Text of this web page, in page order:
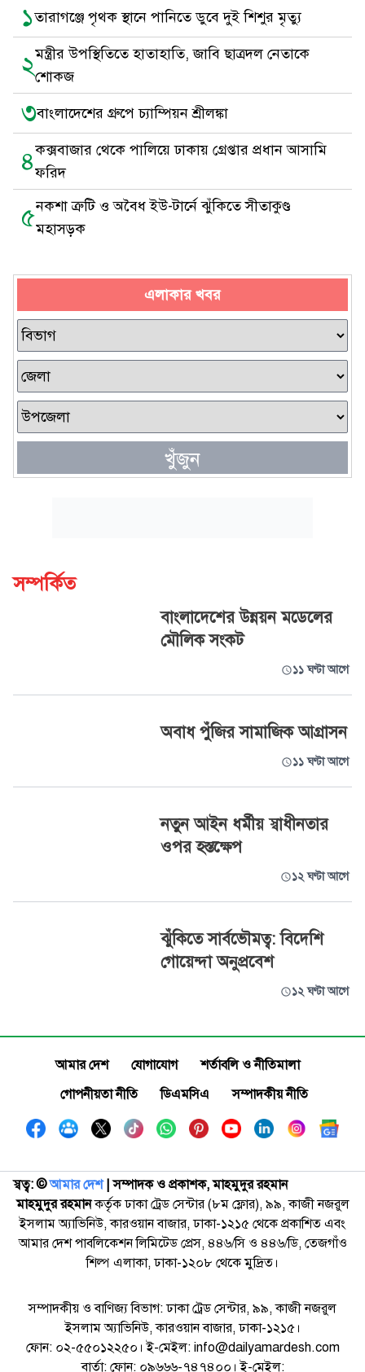
১তারাগঞ্জে পৃথক স্থানে পানিতে ডুবে দুই শিশুর মৃত্যু
২মন্ত্রীর উপস্থিতিতে হাতাহাতি, জাবি ছাত্রদল নেতাকে
শোকজ
৩বাংলাদেশের গ্রুপে চ্যাম্পিয়ন শ্রীলঙ্কা
৪কক্সবাজার থেকে পালিয়ে ঢাকায় গ্রেপ্তার প্রধান আসামি
ফরিদ
৫নকশা ত্রুটি ও অবৈধ ইউ-টার্নে ঝুঁকিতে সীতাকুণ্ড
মহাসড়ক
এলাকার খবর
খুঁজুন
সম্পর্কিত
বাংলাদেশের উন্নয়ন মডেলের
মৌলিক সংকট
১১ ঘণ্টা আগে
অবাধ পুঁজির সামাজিক আগ্রাসন
১১ ঘণ্টা আগে
নতুন আইন ধর্মীয় স্বাধীনতার
ওপর হস্তক্ষেপ
১২ ঘণ্টা আগে
ঝুঁকিতে সার্বভৌমত্ব: বিদেশি
গোয়েন্দা অনুপ্রবেশ
১২ ঘণ্টা আগে
আমার দেশ যোগাযোগ
শর্তাবলি ও নীতিমালা
গোপনীয়তা নীতি
ডিএমসিএ সম্পাদকীয় নীতি
স্বত্ব: ©️আমার দেশ| সম্পাদক ও প্রকাশক, মাহমুদুর রহমান
মাহমুদুর রহমানকর্তৃক ঢাকা ট্রেড সেন্টার (৮ম ফ্লোর), ৯৯, কাজী নজরুল
ইসলাম অ্যাভিনিউ, কারওয়ান বাজার, ঢাকা-১২১৫ থেকে প্রকাশিত এবং
আমার দেশ পাবলিকেশন লিমিটেড প্রেস, ৪৪৬/সি ও ৪৪৬/ডি, তেজগাঁও
শিল্প এলাকা, ঢাকা-১২০৮ থেকে মুদ্রিত।
সম্পাদকীয় ও বাণিজ্য বিভাগ: ঢাকা ট্রেড সেন্টার, ৯৯, কাজী নজরুল
ইসলাম অ্যাভিনিউ, কারওয়ান বাজার, ঢাকা-১২১৫।
ফোন: ০২-৫৫০১২২৫০। ই-মেইল: info@dailyamardesh.com
বার্তা: ফোন: ০৯৬৬৬-৭৪৭৪০০। ই-মেইল: